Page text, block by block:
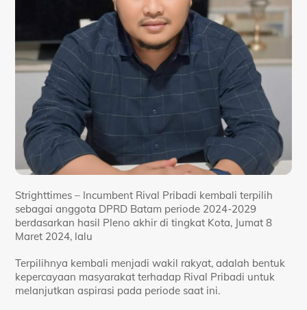
Strighttimes – Incumbent Rival Pribadi kembali terpilih
sebagai anggota DPRD Batam periode 2024-2029
berdasarkan hasil Pleno akhir di tingkat Kota, Jumat 8
Maret 2024, lalu
Terpilihnya kembali menjadi wakil rakyat, adalah bentuk
kepercayaan masyarakat terhadap Rival Pribadi untuk
melanjutkan aspirasi pada periode saat ini.